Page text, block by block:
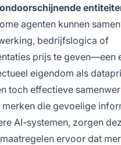
ondoorschijnende
agenten kunnen
bedrijfslogica of
prijs te geven—een
eigendom als
toch effectieve
merken die gevoelige
AI-systemen, zorgen
ervoor dat